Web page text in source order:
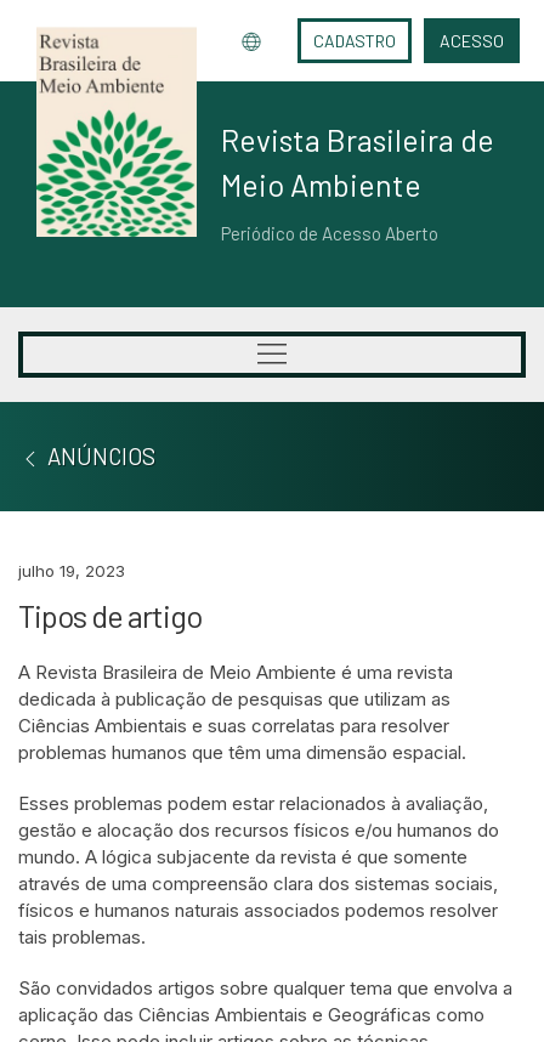
CADASTRO ACESSO
Revista Brasileira de
Meio Ambiente
Periódico de Acesso Aberto
ANÚNCIOS
julho 19, 2023
Tipos de artigo
A Revista Brasileira de Meio Ambiente é uma revista
dedicada à publicação de pesquisas que utilizam as
Ciências Ambientais e suas correlatas para resolver
problemas humanos que têm uma dimensão espacial.
Esses problemas podem estar relacionados à avaliação,
gestão e alocação dos recursos físicos e/ou humanos do
mundo. A lógica subjacente da revista é que somente
através de uma compreensão clara dos sistemas sociais,
físicos e humanos naturais associados podemos resolver
tais problemas.
São convidados artigos sobre qualquer tema que envolva a
aplicação das Ciências Ambientais e Geográficas como